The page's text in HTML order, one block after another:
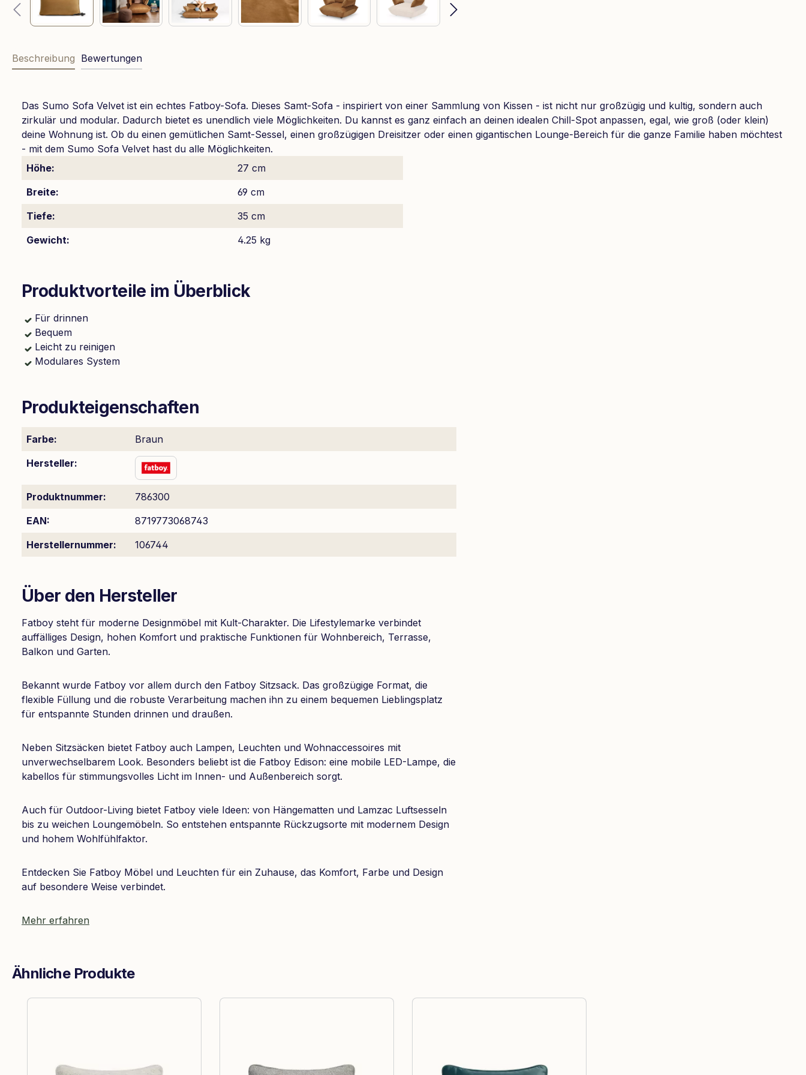
Beschreibung Bewertungen
Das Sumo Sofa Velvet ist ein echtes Fatboy-Sofa. Dieses Samt-Sofa - inspiriert von einer Sammlung von Kissen - ist nicht nur großzügig und kultig, sondern auch
zirkulär und modular. Dadurch bietet es unendlich viele Möglichkeiten. Du kannst es ganz einfach an deinen idealen Chill-Spot anpassen, egal, wie groß (oder klein)
deine Wohnung ist. Ob du einen gemütlichen Samt-Sessel, einen großzügigen Dreisitzer oder einen gigantischen Lounge-Bereich für die ganze Familie haben möchtest
- mit dem Sumo Sofa Velvet hast du alle Möglichkeiten.
Höhe:
27 cm
Breite:
69 cm
Tiefe:
35 cm
Gewicht:
4.25 kg
Produktvorteile im Überblick
Für drinnen
Bequem
Leicht zu reinigen
Modulares System
Produkteigenschaften
Farbe:
Braun
Hersteller:
Produktnummer:
786300
EAN:
8719773068743
Herstellernummer:
106744
Über den Hersteller
Fatboy steht für moderne Designmöbel mit Kult-Charakter. Die Lifestylemarke verbindet
auffälliges Design, hohen Komfort und praktische Funktionen für Wohnbereich, Terrasse,
Balkon und Garten.
Bekannt wurde Fatboy vor allem durch den Fatboy Sitzsack. Das großzügige Format, die
flexible Füllung und die robuste Verarbeitung machen ihn zu einem bequemen Lieblingsplatz
für entspannte Stunden drinnen und draußen.
Neben Sitzsäcken bietet Fatboy auch Lampen, Leuchten und Wohnaccessoires mit
unverwechselbarem Look. Besonders beliebt ist die Fatboy Edison: eine mobile LED-Lampe, die
kabellos für stimmungsvolles Licht im Innen- und Außenbereich sorgt.
Auch für Outdoor-Living bietet Fatboy viele Ideen: von Hängematten und Lamzac Luftsesseln
bis zu weichen Loungemöbeln. So entstehen entspannte Rückzugsorte mit modernem Design
und hohem Wohlfühlfaktor.
Entdecken Sie Fatboy Möbel und Leuchten für ein Zuhause, das Komfort, Farbe und Design
auf besondere Weise verbindet.
Mehr erfahren
Ähnliche Produkte
Produktgalerie überspringen